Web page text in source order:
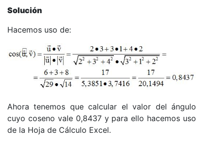
Solución
Hacemos uso de:
Ahora tenemos que calcular el valor del ángulo
cuyo coseno vale 0,8437 y para ello hacemos uso
de la Hoja de Cálculo Excel.